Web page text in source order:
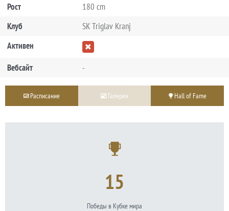
Рост
180 cm
Клуб
SK Triglav Kranj
Активен
Вебсайт
-
Расписание Галереи Hall of Fame
15
Победы в Кубке мира